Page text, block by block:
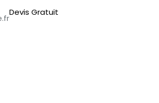
Devis Gratuit